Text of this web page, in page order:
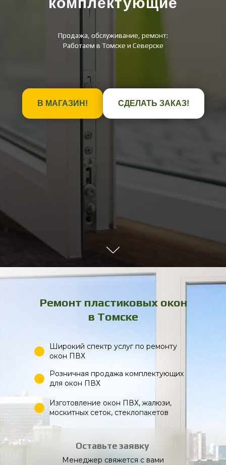
Продажа, обслуживание, ремонт:
Работаем в Томске и Северске
В МАГАЗИН! СДЕЛАТЬ ЗАКАЗ!
Ремонт пластиковых окон
в Томске
Оставьте заявку
Менеджер свяжется с вами
Широкий спектр услуг по ремонту
окон ПВХ
Розничная продажа комплектующих
для окон ПВХ
Изготовление окон ПВХ, жалюзи,
москитных сеток, стеклопакетов